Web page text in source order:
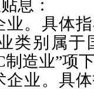
息：
。具体指
类别属于
制造业”项
业。具体